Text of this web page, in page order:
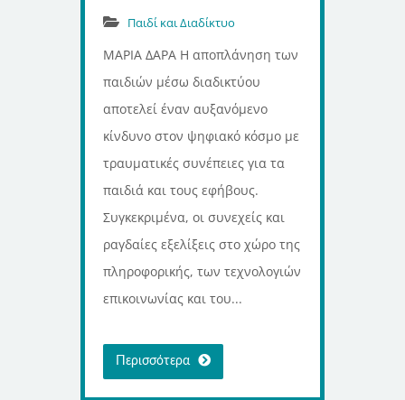
Παιδί και Διαδίκτυο
ΜΑΡΙΑ ΔΑΡΑ Η αποπλάνηση των
παιδιών μέσω διαδικτύου
αποτελεί έναν αυξανόμενο
κίνδυνο στον ψηφιακό κόσμο με
τραυματικές συνέπειες για τα
παιδιά και τους εφήβους.
Συγκεκριμένα, οι συνεχείς και
ραγδαίες εξελίξεις στο χώρο της
πληροφορικής, των τεχνολογιών
επικοινωνίας και του...
Περισσότερα